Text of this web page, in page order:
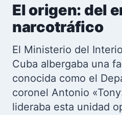
El origen: del
narcotráfico
El Ministerio del
Cuba albergaba una
conocida como el
coronel Antonio
lideraba esta unidad